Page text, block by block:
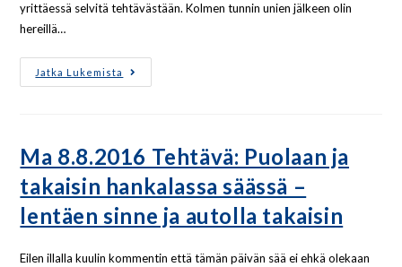
yrittäessä selvitä tehtävästään. Kolmen tunnin unien jälkeen olin
hereillä…
Jatka Lukemista
Ma 8.8.2016 Tehtävä: Puolaan ja
takaisin hankalassa säässä –
lentäen sinne ja autolla takaisin
Eilen illalla kuulin kommentin että tämän päivän sää ei ehkä olekaan